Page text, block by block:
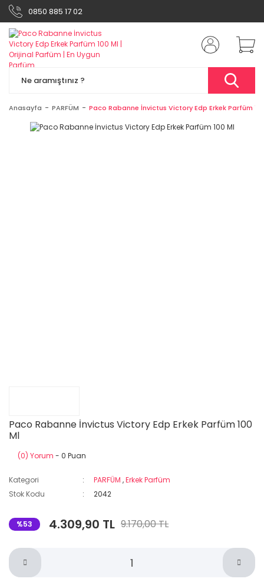
0850 885 17 02
Anasayfa PARFÜM Paco Rabanne İnvictus Victory Edp Erkek Parfüm
Paco Rabanne İnvictus Victory Edp Erkek Parfüm 100
Ml
(0) Yorum - 0 Puan
Kategori PARFÜM ,Erkek Parfüm
Stok Kodu
2042
%53 4.309,90 TL 9.170,00 TL